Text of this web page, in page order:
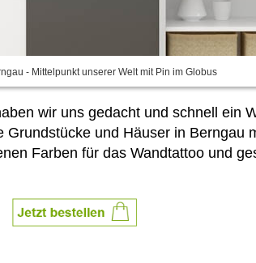
- Mittelpunkt unserer Welt mit Pin im Globus
wir uns gedacht und schnell ein
und Häuser in Berngau
Farben für das Wandtattoo und